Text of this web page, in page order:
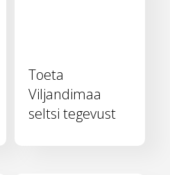
Toeta
Viljandimaa
seltsi tegevust